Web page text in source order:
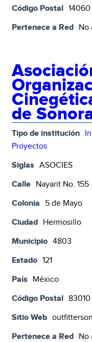
Código Postal 14060
Pertenece a Red No
de
Tipo de institución
Proyectos
Siglas ASOCIES
Calle Nayarit No. 155
Colonia 5 de Mayo
Ciudad Hermosillo
Municipio 4803
Estado 121
País México
Código Postal 83010
Sitio Web
Pertenece a Red No